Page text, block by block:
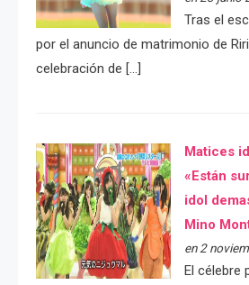
Tras el
por el anuncio de matrimonio de
celebración de […]
Matices
«Están
idol
Mino
en 2
El célebre